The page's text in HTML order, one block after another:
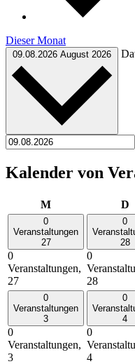
Dieser Monat
09.08.2026 August 2026
Kalender von
MMontag D
0
Veranstaltungen
27
0
Veranstaltungen,
27
0
28
0
28
0
Veranstaltungen
3
0
Veranstaltungen,
3
0
4
0
4